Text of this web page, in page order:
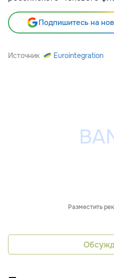
Подпишитесь на
Источник Eurointegration
Разместить